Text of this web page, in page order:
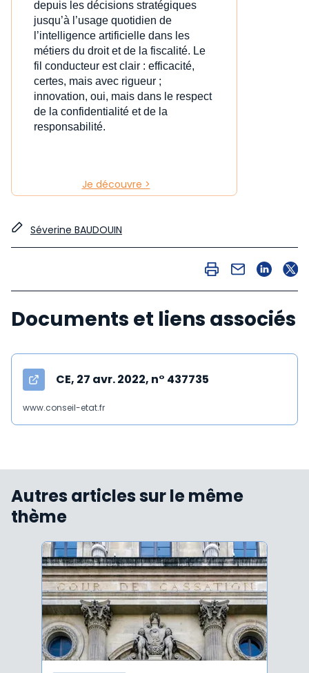
depuis les décisions stratégiques
jusqu’à l’usage quotidien de
l’intelligence artificielle dans les
métiers du droit et de la fiscalité. Le
fil conducteur est clair : efficacité,
certes, mais avec rigueur ;
innovation, oui, mais dans le respect
de la confidentialité et de la
responsabilité.
Je découvre >
Séverine BAUDOUIN
Documents et liens associés
CE, 27 avr. 2022, n° 437735
www.conseil-etat.fr
Autres articles sur le même
thème